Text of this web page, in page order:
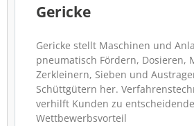
Gericke
Gericke stellt Maschinen und
pneumatisch Fördern, Dosieren,
Zerkleinern, Sieben und
Schüttgütern her.
verhilft Kunden zu
Wettbewerbsvorteil